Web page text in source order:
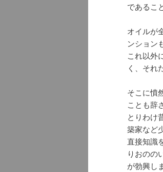
であるこ
オイルが
ンション
これ以外
く、それ
そこに憤
ことも辞
とりわけ
築家など
直接知識
りおのの
が勃興し